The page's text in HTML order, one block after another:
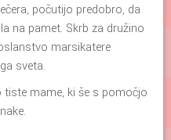
počutijo predobro, da
na pamet. Skrb za družino
marsikatere
sveta.
tiste mame, ki še s pomočjo